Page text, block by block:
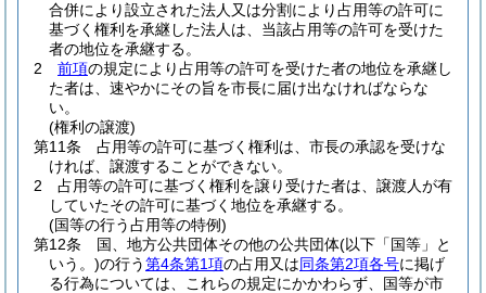
合併により設立された法人又は分割により占用等の許可に
基づく権利を承継した法人は、当該占用等の許可を受けた
者の地位を承継する。
2
前項の規定により占用等の許可を受けた者の地位を承継し
た者は、速やかにその旨を市長に届け出なければならな
い。
(権利の譲渡)
第11条
占用等の許可に基づく権利は、市長の承認を受けな
ければ、譲渡することができない。
2
占用等の許可に基づく権利を譲り受けた者は、譲渡人が有
していたその許可に基づく地位を承継する。
(国等の行う占用等の特例)
第12条
国、地方公共団体その他の公共団体(以下「国等」と
いう。)の行う第4条第1項の占用又は同条第2項各号に掲げ
る行為については、これらの規定にかかわらず、国等が市